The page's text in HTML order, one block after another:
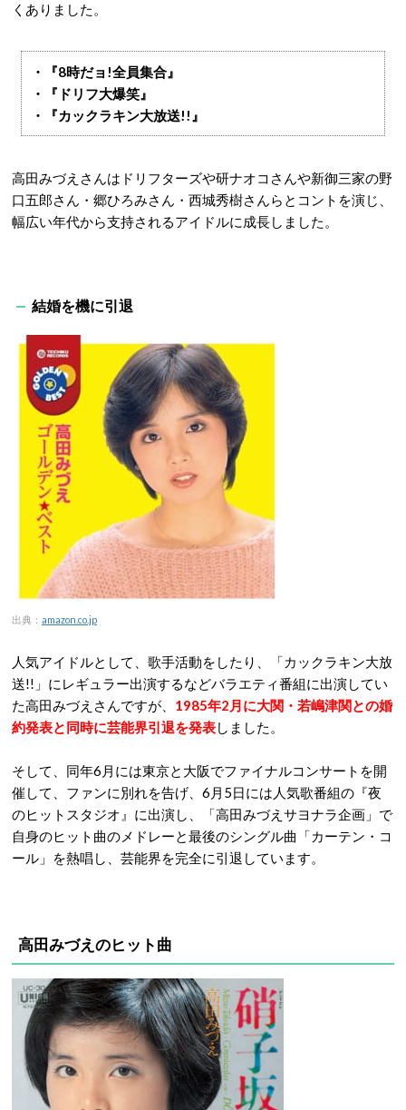
くありました。
・『8時だョ!全員集合』
・『ドリフ大爆笑』
・『カックラキン大放送!!』
高田みづえさんはドリフターズや研ナオコさんや新御三家の野
口五郎さん・郷ひろみさん・西城秀樹さんらとコントを演じ、
幅広い年代から支持されるアイドルに成長しました。
結婚を機に引退
出典： amazon.co.jp
人気アイドルとして、歌手活動をしたり、「カックラキン大放
送!!」にレギュラー出演するなどバラエティ番組に出演してい
た高田みづえさんですが、 1985年2月に大関・若嶋津関との婚
約発表と同時に芸能界引退を発表しました。
そして、同年6月には東京と大阪でファイナルコンサートを開
催して、ファンに別れを告げ、6月5日には人気歌番組の『夜
のヒットスタジオ』に出演し、「高田みづえサヨナラ企画」で
自身のヒット曲のメドレーと最後のシングル曲「カーテン・コ
ール」を熱唱し、芸能界を完全に引退しています。
高田みづえのヒット曲